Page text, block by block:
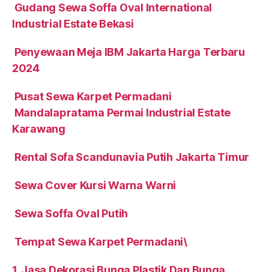
Gudang Sewa Soffa Oval International
Industrial Estate Bekasi
Penyewaan Meja IBM Jakarta Harga Terbaru
2024
Pusat Sewa Karpet Permadani
Mandalapratama Permai Industrial Estate
Karawang
Rental Sofa Scandunavia Putih Jakarta Timur
Sewa Cover Kursi Warna Warni
Sewa Soffa Oval Putih
Tempat Sewa Karpet Permadani\